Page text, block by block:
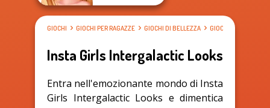
GIOCHI GIOCHI PER RAGAZZE GIOCHI DI BELLEZZA GIOCHI DI VESTIRE
Insta Girls Intergalactic Looks
Entra nell'emozionante mondo di Insta
Girls Intergalactic Looks e dimentica